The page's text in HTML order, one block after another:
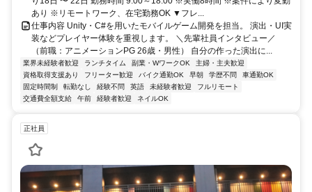
あり ※リモートワーク、在宅勤務OK ▼フレ...
仕事内容 Unity・C#を用いたモバイルゲーム開発を担当。 演出・UI実
装などプレイヤー体験を重視します。 ＼先輩社員インタビュー／
（前職：アニメーションPG 26歳・男性） 自分の作った演出に...
業界未経験者歓迎 ランチタイム 副業・WワークOK
主婦・主夫歓迎
資格取得支援あり
フリーター歓迎 バイク通勤OK 早朝 学歴不問
車通勤OK
固定時間制
転勤なし 経験不問 英語 未経験者歓迎
フルリモート
交通費全額支給
午前 経験者歓迎 ネイルOK
正社員